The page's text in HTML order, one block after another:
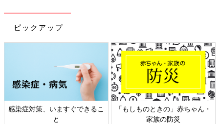
ピックアップ
感染症対策、いますぐできるこ
と
「もしものときの」赤ちゃん・
家族の防災